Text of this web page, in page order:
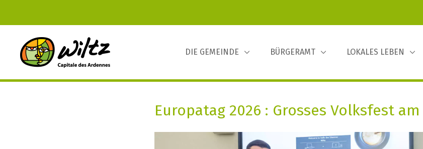
DIE GEMEINDE BÜRGERAMT LOKALES LEBEN
Europatag 2026 : Grosses Volksfest am